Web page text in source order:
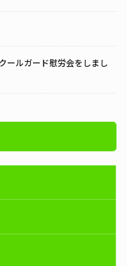
ールガード慰労会をしまし